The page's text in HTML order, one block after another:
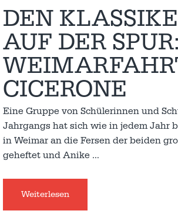
DEN
AUF DER SPUR:
CICERONE
Eine Gruppe von Schülerinnen und
Jahrgangs hat sich wie in jedem Jahr
in Weimar an die Fersen der beiden
geheftet und Anike …
Weiterlesen